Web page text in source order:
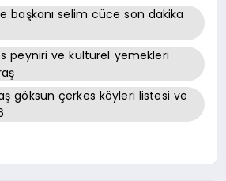
başkanı selim cüce son dakika
peyniri ve kültürel yemekleri
göksun çerkes köyleri listesi ve